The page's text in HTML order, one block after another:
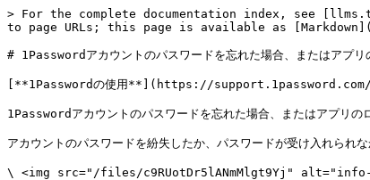
> For the complete documentation index, see
to page URLs; this page is available as
# 1Passwordアカウントのパスワードを忘れた場合、またはアプリ
[**1Passwordの使用**](https://
1Passwordアカウントのパスワードを忘れた場合、またはアプリの
アカウントのパスワードを紛失したか、パスワードが受け入れられ
\ <img src="/files/c9RUotDr5lANmMlgt9Yj" alt="info-